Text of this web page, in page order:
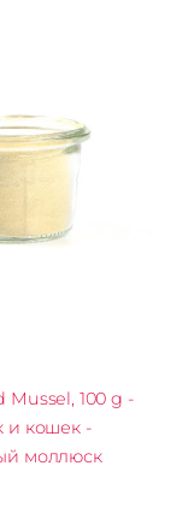
100 g -
и кошек -
моллюск